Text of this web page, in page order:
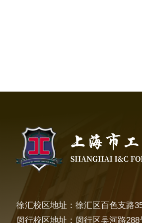
徐汇校区地址：徐汇区百色支路
闵行校区地址：闵行区吴河路288